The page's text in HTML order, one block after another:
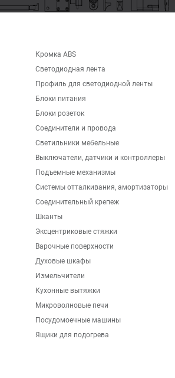
Кромка ABS
Светодиодная лента
Профиль для светодиодной ленты
Блоки питания
Блоки розеток
Соединители и провода
Светильники мебельные
Выключатели, датчики и контроллеры
Подъемные механизмы
Системы отталкивания, амортизаторы
Соединительный крепеж
Шканты
Эксцентриковые стяжки
Варочные поверхности
Духовые шкафы
Измельчители
Кухонные вытяжки
Микроволновые печи
Посудомоечные машины
Ящики для подогрева